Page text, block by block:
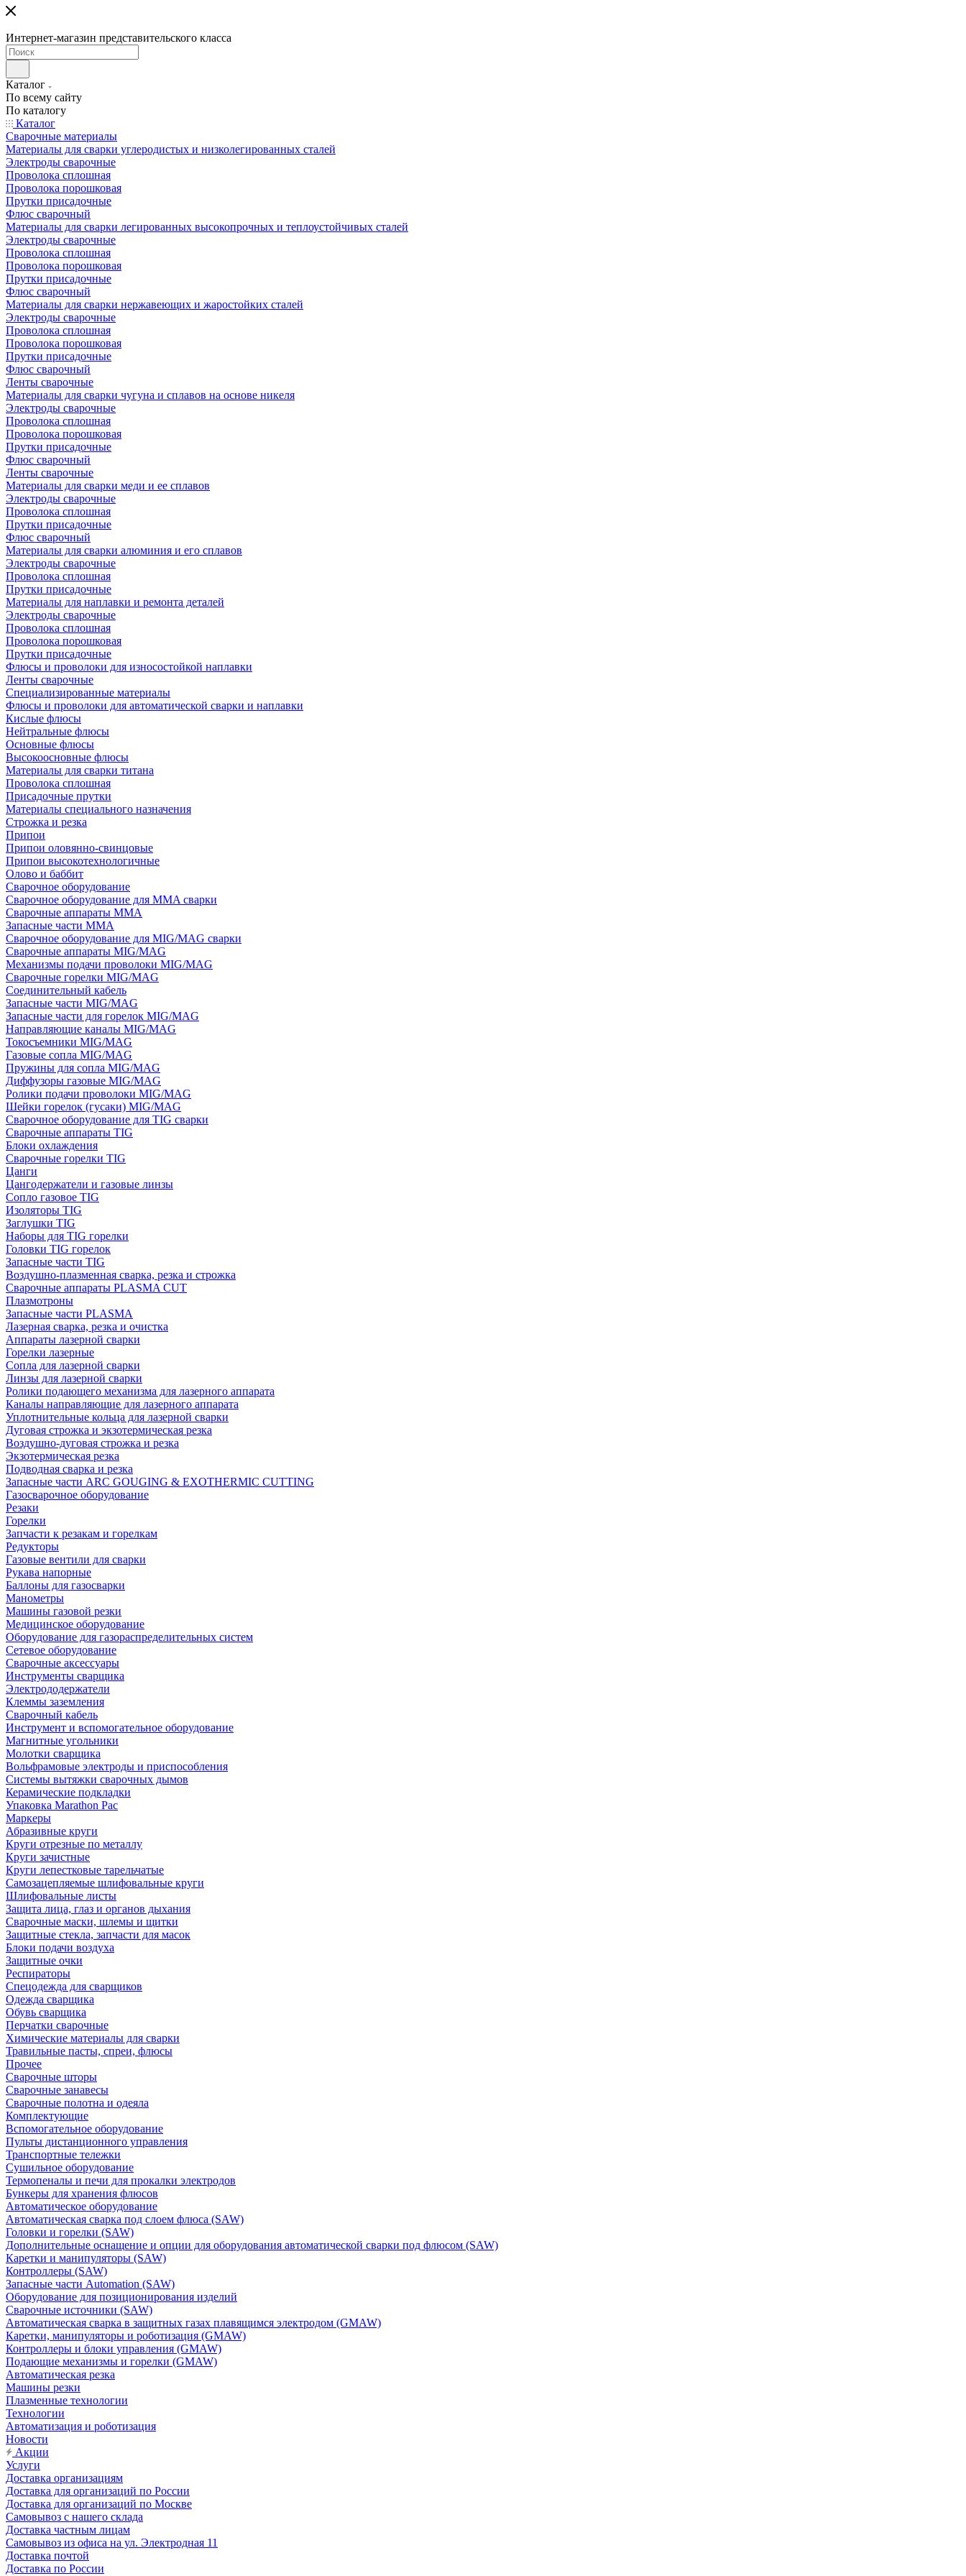
Интернет-магазин представительского класса
Каталог
По всему сайту
По каталогу
Каталог
Сварочные материалы
Материалы для сварки углеродистых и низколегированных сталей
Электроды сварочные
Проволока сплошная
Проволока порошковая
Прутки присадочные
Флюс сварочный
Материалы для сварки легированных высокопрочных и теплоустойчивых сталей
Электроды сварочные
Проволока сплошная
Проволока порошковая
Прутки присадочные
Флюс сварочный
Материалы для сварки нержавеющих и жаростойких сталей
Электроды сварочные
Проволока сплошная
Проволока порошковая
Прутки присадочные
Флюс сварочный
Ленты сварочные
Материалы для сварки чугуна и сплавов на основе никеля
Электроды сварочные
Проволока сплошная
Проволока порошковая
Прутки присадочные
Флюс сварочный
Ленты сварочные
Материалы для сварки меди и ее сплавов
Электроды сварочные
Проволока сплошная
Прутки присадочные
Флюс сварочный
Материалы для сварки алюминия и его сплавов
Электроды сварочные
Проволока сплошная
Прутки присадочные
Материалы для наплавки и ремонта деталей
Электроды сварочные
Проволока сплошная
Проволока порошковая
Прутки присадочные
Флюсы и проволоки для износостойкой наплавки
Ленты сварочные
Специализированные материалы
Флюсы и проволоки для автоматической сварки и наплавки
Кислые флюсы
Нейтральные флюсы
Основные флюсы
Высокоосновные флюсы
Материалы для сварки титана
Проволока сплошная
Присадочные прутки
Материалы специального назначения
Строжка и резка
Припои
Припои оловянно-свинцовые
Припои высокотехнологичные
Олово и баббит
Сварочное оборудование
Сварочное оборудование для MMA сварки
Сварочные аппараты MMA
Запасные части MMA
Сварочное оборудование для MIG/MAG сварки
Сварочные аппараты MIG/MAG
Механизмы подачи проволоки MIG/MAG
Сварочные горелки MIG/MAG
Соединительный кабель
Запасные части MIG/MAG
Запасные части для горелок MIG/MAG
Направляющие каналы MIG/MAG
Токосъемники MIG/MAG
Газовые сопла MIG/MAG
Пружины для сопла MIG/MAG
Диффузоры газовые MIG/MAG
Ролики подачи проволоки MIG/MAG
Шейки горелок (гусаки) MIG/MAG
Сварочное оборудование для TIG сварки
Сварочные аппараты TIG
Блоки охлаждения
Сварочные горелки TIG
Цанги
Цангодержатели и газовые линзы
Сопло газовое TIG
Изоляторы TIG
Заглушки TIG
Наборы для TIG горелки
Головки TIG горелок
Запасные части TIG
Воздушно-плазменная сварка, резка и строжка
Сварочные аппараты PLASMA CUT
Плазмотроны
Запасные части PLASMA
Лазерная сварка, резка и очистка
Аппараты лазерной сварки
Горелки лазерные
Сопла для лазерной сварки
Линзы для лазерной сварки
Ролики подающего механизма для лазерного аппарата
Каналы направляющие для лазерного аппарата
Уплотнительные кольца для лазерной сварки
Дуговая строжка и экзотермическая резка
Воздушно-дуговая строжка и резка
Экзотермическая резка
Подводная сварка и резка
Запасные части ARC GOUGING & EXOTHERMIC CUTTING
Газосварочное оборудование
Резаки
Горелки
Запчасти к резакам и горелкам
Редукторы
Газовые вентили для сварки
Рукава напорные
Баллоны для газосварки
Манометры
Машины газовой резки
Медицинское оборудование
Оборудование для газораспределительных систем
Сетевое оборудование
Сварочные аксессуары
Инструменты сварщика
Электрододержатели
Клеммы заземления
Сварочный кабель
Инструмент и вспомогательное оборудование
Магнитные угольники
Молотки сварщика
Вольфрамовые электроды и приспособления
Системы вытяжки сварочных дымов
Керамические подкладки
Упаковка Marathon Pac
Маркеры
Абразивные круги
Круги отрезные по металлу
Круги зачистные
Круги лепестковые тарельчатые
Самозацепляемые шлифовальные круги
Шлифовальные листы
Защита лица, глаз и органов дыхания
Сварочные маски, шлемы и щитки
Защитные стекла, запчасти для масок
Блоки подачи воздуха
Защитные очки
Респираторы
Спецодежда для сварщиков
Одежда сварщика
Обувь сварщика
Перчатки сварочные
Химические материалы для сварки
Травильные пасты, спреи, флюсы
Прочее
Сварочные шторы
Сварочные занавесы
Сварочные полотна и одеяла
Комплектующие
Вспомогательное оборудование
Пульты дистанционного управления
Транспортные тележки
Сушильное оборудование
Термопеналы и печи для прокалки электродов
Бункеры для хранения флюсов
Автоматическое оборудование
Автоматическая сварка под слоем флюса (SAW)
Головки и горелки (SAW)
Дополнительные оснащение и опции для оборудования автоматической сварки под флюсом (SAW)
Каретки и манипуляторы (SAW)
Контроллеры (SAW)
Запасные части Automation (SAW)
Оборудование для позиционирования изделий
Сварочные источники (SAW)
Автоматическая сварка в защитных газах плавящимся электродом (GMAW)
Каретки, манипуляторы и роботизация (GMAW)
Контроллеры и блоки управления (GMAW)
Подающие механизмы и горелки (GMAW)
Автоматическая резка
Машины резки
Плазменные технологии
Технологии
Автоматизация и роботизация
Новости
Акции
Услуги
Доставка организациям
Доставка для организаций по России
Доставка для организаций по Москве
Самовывоз с нашего склада
Доставка частным лицам
Самовывоз из офиса на ул. Электродная 11
Доставка почтой
Доставка по России